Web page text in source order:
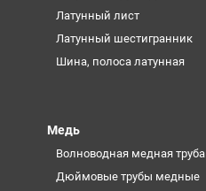
Латунный лист
Латунный шестигранник
Шина, полоса латунная
Медь
Волноводная медная труба
Дюймовые трубы медные